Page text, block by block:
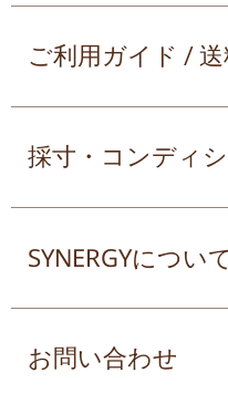
ご利用ガイド /
採寸・コンディ
SYNERGYについ
お問い合わせ